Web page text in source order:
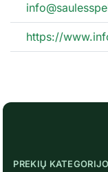
https://
PREKIŲ